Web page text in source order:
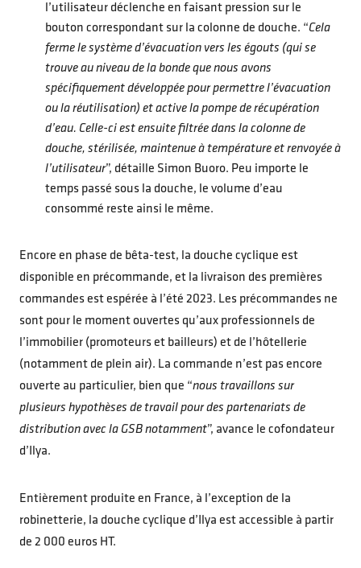
l’utilisateur déclenche en faisant pression sur le
bouton correspondant sur la colonne de douche. “Cela
ferme le système d’évacuation vers les égouts (qui se
trouve au niveau de la bonde que nous avons
spécifiquement développée pour permettre l’évacuation
ou la réutilisation) et active la pompe de récupération
d’eau. Celle-ci est ensuite filtrée dans la colonne de
douche, stérilisée, maintenue à température et renvoyée à
l’utilisateur”, détaille Simon Buoro. Peu importe le
temps passé sous la douche, le volume d’eau
consommé reste ainsi le même.
Encore en phase de bêta-test, la douche cyclique est
disponible en précommande, et la livraison des premières
commandes est espérée à l’été 2023. Les précommandes ne
sont pour le moment ouvertes qu’aux professionnels de
l’immobilier (promoteurs et bailleurs) et de l’hôtellerie
(notamment de plein air). La commande n’est pas encore
ouverte au particulier, bien que “nous travaillons sur
plusieurs hypothèses de travail pour des partenariats de
distribution avec la GSB notamment”, avance le cofondateur
d’Ilya.
Entièrement produite en France, à l’exception de la
robinetterie, la douche cyclique d’Ilya est accessible à partir
de 2 000 euros HT.